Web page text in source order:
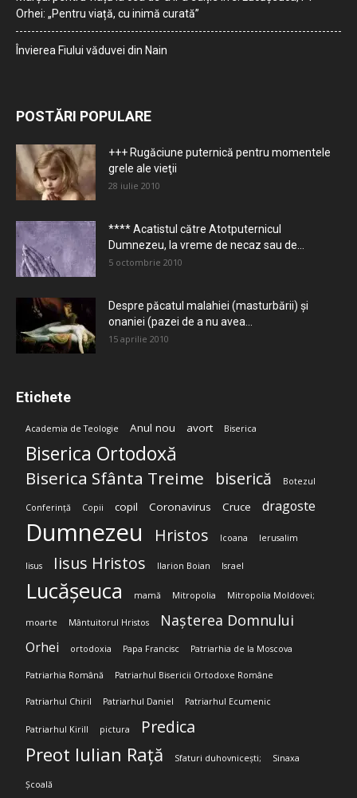
Orhei: „Pentru viață, cu inimă curată”
Învierea Fiului văduvei din Nain
POSTĂRI POPULARE
+++ Rugăciune puternică pentru momentele
grele ale vieţii
28 iulie 2010
**** Acatistul către Atotputernicul
Dumnezeu, la vreme de necaz sau de...
5 octombrie 2010
Despre păcatul malahiei (masturbării) şi
onaniei (pazei de a nu avea...
15 aprilie 2010
Etichete
Academia de Teologie Anul nou avort Biserica
Biserica Ortodoxă
Biserica Sfânta Treime biserică Botezul
Conferință Copii copil Coronavirus Cruce dragoste
Dumnezeu Hristos Icoana Ierusalim
Iisus Iisus Hristos Ilarion Boian Israel
Lucășeuca mamă Mitropolia Mitropolia Moldovei;
moarte Mântuitorul Hristos Nașterea Domnului
Orhei ortodoxia Papa Francisc Patriarhia de la Moscova
Patriarhia Română Patriarhul Bisericii Ortodoxe Române
Patriarhul Chiril Patriarhul Daniel Patriarhul Ecumenic
Patriarhul Kirill pictura Predica
Preot Iulian Rață Sfaturi duhovnicești; Sinaxa
Școală